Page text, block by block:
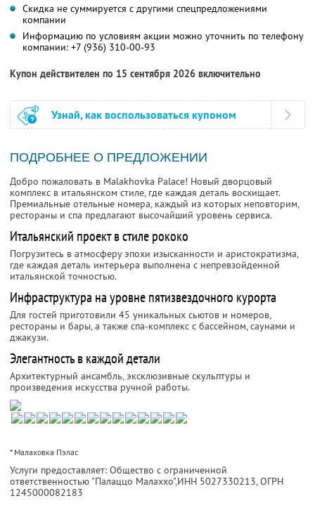
Скидка не суммируется с другими спецпредложениями
компании
Информацию по условиям акции можно уточнить по телефону
компании: +7 (936) 310-00-93
Купон действителен по 15 сентября 2026 включительно
Узнай, как воспользоваться купоном
ПОДРОБНЕЕ О ПРЕДЛОЖЕНИИ
Добро пожаловать в Malakhovka Palace! Новый дворцовый
комплекс в итальянском стиле, где каждая деталь восхищает.
Премиальные отельные номера, каждый из которых неповторим,
рестораны и спа предлагают высочайший уровень сервиса.
Итальянский проект в стиле рококо
Погрузитесь в атмосферу эпохи изысканности и аристократизма,
где каждая деталь интерьера выполнена с непревзойденной
итальянской точностью.
Инфраструктура на уровне пятизвездочного курорта
Для гостей приготовили 45 уникальных сьютов и номеров,
рестораны и бары, а также спа-комплекс с бассейном, саунами и
джакузи.
Элегантность в каждой детали
Архитектурный ансамбль, эксклюзивные скульптуры и
произведения искусства ручной работы.
* Малаховка Пэлас
Услуги предоставляет: Общество с ограниченной
ответственностью "Палаццо Малаххо",ИНН 5027330213, ОГРН
1245000082183